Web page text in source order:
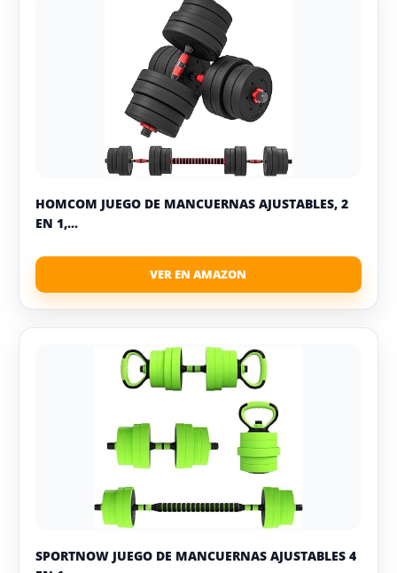
HOMCOM JUEGO DE MANCUERNAS AJUSTABLES, 2
EN 1,...
SPORTNOW JUEGO DE MANCUERNAS AJUSTABLES 4